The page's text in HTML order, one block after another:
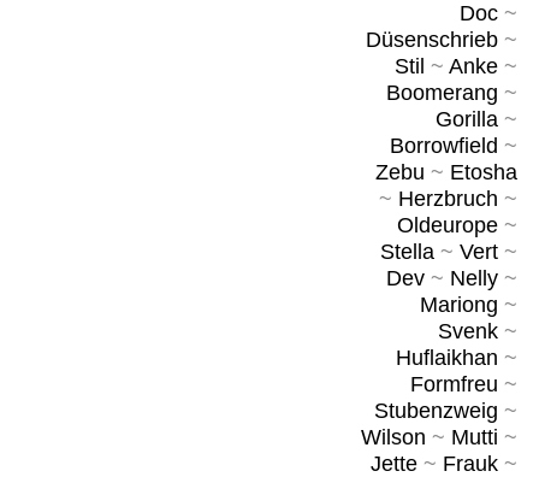
Doc~
Düsenschrieb~
Stil ~ Anke~
Boomerang ~
Gorilla~
Borrowfield ~
Zebu ~ Etosha
~ Herzbruch ~
Oldeurope~
Stella~ Vert~
Dev~ Nelly~
Mariong ~
Svenk~
Huflaikhan ~
Formfreu ~
Stubenzweig ~
Wilson ~ Mutti ~
Jette~ Frauk~